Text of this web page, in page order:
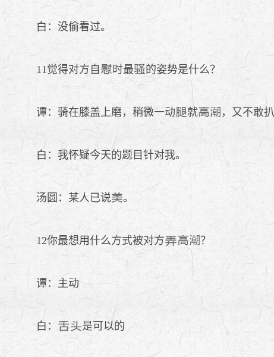
白：没偷看过。
11觉得对方自 时最 的姿势是什么？
谭：骑在膝盖上磨，稍微一动 就 ，又不敢扒
白：我怀疑今天的题目针对我。
汤圆：某人已说 。
12你最想用什么方式被对方 ？
谭：主动
白： 是可以的